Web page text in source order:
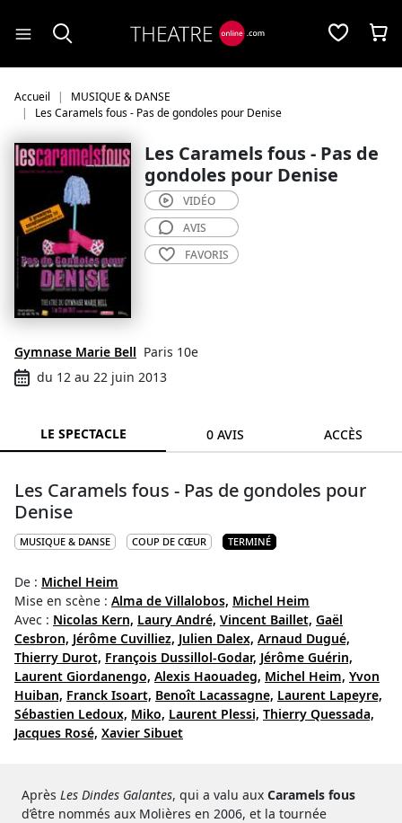
Accueil
MUSIQUE & DANSE
Les Caramels fous - Pas de gondoles pour Denise
Les Caramels fous - Pas de
gondoles pour Denise
Gymnase Marie Bell Paris 10e
du 12 au 22 juin 2013
VIDÉO
AVIS
FAVORIS
LE SPECTACLE 0 AVIS ACCÈS
Les Caramels fous - Pas de gondoles pour
Denise
MUSIQUE & DANSE COUP DE CŒUR TERMINÉ
De : Michel Heim
Mise en scène : Alma de Villalobos, Michel Heim
Avec : Nicolas Kern, Laury André, Vincent Baillet, Gaël
Cesbron, Jérôme Cuvilliez, Julien Dalex, Arnaud Dugué,
Thierry Durot, François Dussillol-Godar, Jérôme Guérin,
Laurent Giordanengo, Alexis Haouadeg, Michel Heim, Yvon
Huiban, Franck Isoart, Benoît Lacassagne, Laurent Lapeyre,
Sébastien Ledoux, Miko, Laurent Plessi, Thierry Quessada,
Jacques Rosé, Xavier Sibuet
Après Les Dindes Galantes, qui a valu aux Caramels fous
d’être nommés aux Molières en 2006, et la tournée